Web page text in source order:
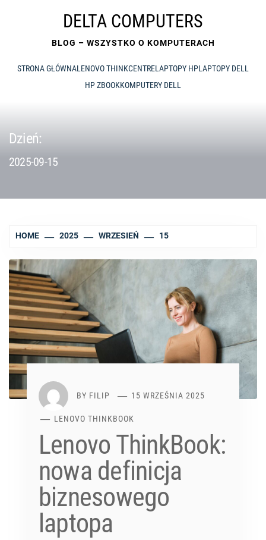
DELTA COMPUTERS
BLOG – WSZYSTKO O KOMPUTERACH
STRONA GŁÓWNALENOVO THINKCENTRELAPTOPY HPLAPTOPY DELL
HP ZBOOKKOMPUTERY DELL
Dzień:
2025-09-15
HOME 2025 WRZESIEŃ 15
BY FILIP 15 WRZEŚNIA 2025
LENOVO THINKBOOK
Lenovo ThinkBook:
nowa definicja
biznesowego
laptopa